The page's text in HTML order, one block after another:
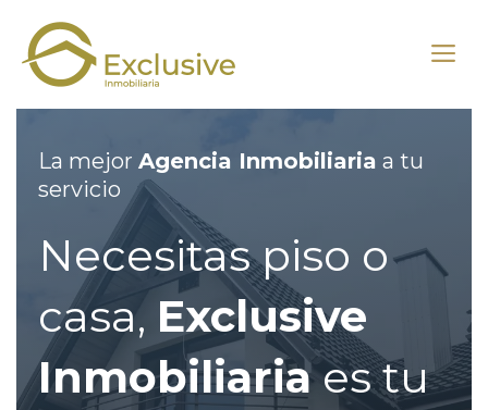
contenido
La mejor Agencia Inmobiliaria a tu
servicio
Necesitas piso o
casa, Exclusive
Inmobiliariaes tu